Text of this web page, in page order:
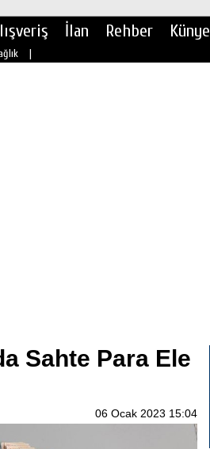
İlan Rehber Künye
|
Sahte Para Ele
06 Ocak 2023 15:04